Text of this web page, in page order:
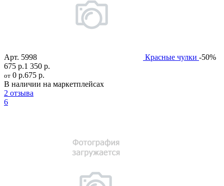
Арт. 5998 Красные чулки -50%
675 р.1 350 р.
от 0 р.675 р.
В наличии на маркетплейсах
2 отзыва
6